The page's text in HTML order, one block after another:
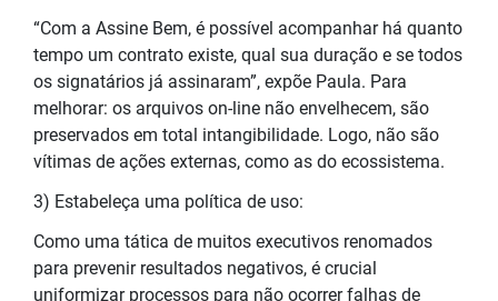
“Com a Assine Bem, é possível acompanhar há quanto
tempo um contrato existe, qual sua duração e se todos
os signatários já assinaram”, expõe Paula. Para
melhorar: os arquivos on-line não envelhecem, são
preservados em total intangibilidade. Logo, não são
vítimas de ações externas, como as do ecossistema.
3) Estabeleça uma política de uso:
Como uma tática de muitos executivos renomados
para prevenir resultados negativos, é crucial
uniformizar processos para não ocorrer falhas de